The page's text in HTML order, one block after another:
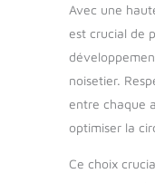
Avec une
est crucial de
noisetier.
entre chaque
optimiser la
Ce choix